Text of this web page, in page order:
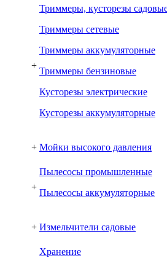
+
Триммеры, кусторезы
Триммеры сетевые
Триммеры аккумуляторные
Триммеры бензиновые
Кусторезы электрические
Кусторезы аккумуляторные
+ Мойки высокого давления
+
Пылесосы промышленные
Пылесосы аккумуляторные
+ Измельчители садовые
Хранение